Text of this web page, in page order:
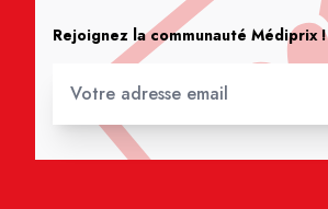
Rejoignez la communauté Médiprix !